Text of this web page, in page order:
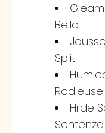
Bello
Split
Radieuse
Hilde
Sentenza